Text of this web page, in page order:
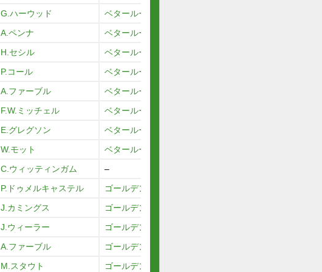
G.ハーウッド
ベタールースンアップ
A.ペンナ
ベタールースンアップ
H.セシル
ベタールースンアップ
P.コール
ベタールースンアップ
A.ファーブル
ベタールースンアップ
F.W.ミッチェル
ベタールースンアップ
E.グレグソン
ベタールースンアップ
W.モット
ベタールースンアップ
C.ウィッティンガム
–
P.ドゥメルキャステル
ゴールデンフェザント
J.カミングス
ゴールデンフェザント
J.ウィーラー
ゴールデンフェザント
A.ファーブル
ゴールデンフェザント
M.スタウト
ゴールデンフェザント